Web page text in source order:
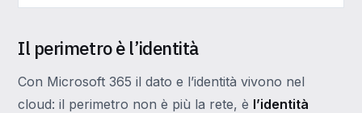
Il perimetro è l’identità
Con Microsoft 365 il dato e l’identità vivono nel
cloud: il perimetro non è più la rete, è l’identità